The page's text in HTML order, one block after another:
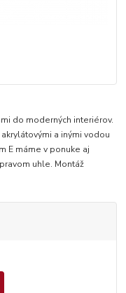
do moderných interiérov.
a inými vodou
E máme v ponuke aj
uhle. Montáž